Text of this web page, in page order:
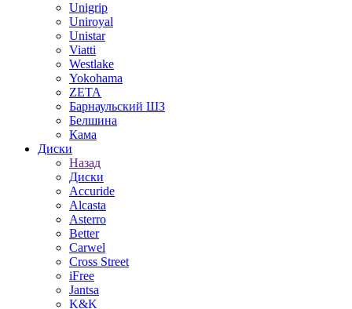
Unigrip
Uniroyal
Unistar
Viatti
Westlake
Yokohama
ZETA
Барнаульский ШЗ
Белшина
Кама
Диски
Назад
Диски
Accuride
Alcasta
Asterro
Better
Carwel
Cross Street
iFree
Jantsa
K&K